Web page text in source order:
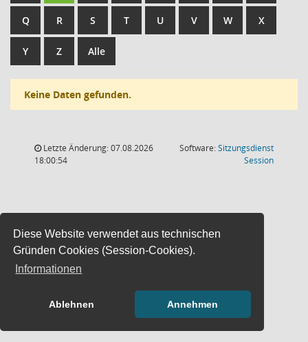
Diese Website verwendet aus technischen
Gründen Cookies (Session-Cookies).
Informationen
Ablehnen Annehmen
Q R S T U V W X
Y Z Alle
Keine Daten gefunden.
Letzte Änderung: 07.08.2026
18:00:54
Software:Sitzungsdienst
Session(Wird in